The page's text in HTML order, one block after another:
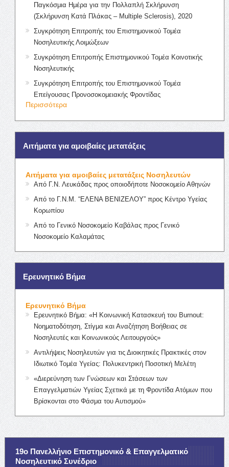
Παγκόσμια Ημέρα για την Πολλαπλή Σκλήρυνση
(Σκλήρυνση Κατά Πλάκας – Multiple Sclerosis), 2020
Συγκρότηση Επιτροπής του Επιστημονικού Τομέα
Νοσηλευτικής Λοιμώξεων
Συγκρότηση Επιτροπής Επιστημονικού Τομέα Κοινοτικής
Νοσηλευτικής
Συγκρότηση Επιτροπής του Επιστημονικού Τομέα
Επείγουσας Προνοσοκομειακής Φροντίδας
Περισσότερα
Αιτήματα για αμοιβαίες μετατάξεις
Αιτήματα για αμοιβαίες μετατάξεις Νοσηλευτών
Από Γ.Ν. Λευκάδας προς οποιοδήποτε Νοσοκομείο Αθηνών
Από το Γ.Ν.Μ. “ΕΛΕΝΑ ΒΕΝΙΖΕΛΟΥ” προς Κέντρο Υγείας
Κορωπίου
Από το Γενικό Νοσοκομείο Καβάλας προς Γενικό
Νοσοκομείο Καλαμάτας
Ερευνητικό Βήμα
Ερευνητικό Βήμα
Ερευνητικό Βήμα: «Η Κοινωνική Κατασκευή του Burnout:
Νοηματοδότηση, Στίγμα και Αναζήτηση Βοήθειας σε
Νοσηλευτές και Κοινωνικούς Λειτουργούς»
Αντιλήψεις Νοσηλευτών για τις Διοικητικές Πρακτικές στον
Ιδιωτικό Τομέα Υγείας: Πολυκεντρική Ποσοτική Μελέτη
«Διερεύνηση των Γνώσεων και Στάσεων των
Επαγγελματιών Υγείας Σχετικά με τη Φροντίδα Ατόμων που
Βρίσκονται στο Φάσμα του Αυτισμού»
19ο Πανελλήνιο Επιστημονικό & Επαγγελματικό
Νοσηλευτικό Συνέδριο